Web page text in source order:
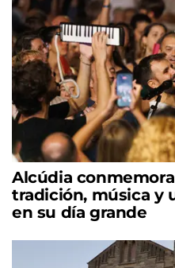
Alcúdia
tradición, música y
en su día grande